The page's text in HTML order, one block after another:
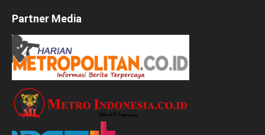
Partner Media